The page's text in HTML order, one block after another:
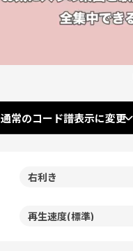
通常のコード譜表示に変更